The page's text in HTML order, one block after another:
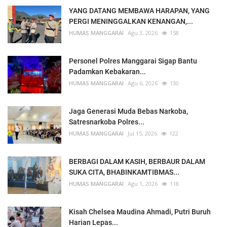
YANG DATANG MEMBAWA HARAPAN, YANG
PERGI MENINGGALKAN KENANGAN,...
HUMAS MANGGARAI Agu 3, 2026 158
Personel Polres Manggarai Sigap Bantu
Padamkan Kebakaran...
HUMAS MANGGARAI Agu 6, 2026 130
Jaga Generasi Muda Bebas Narkoba,
Satresnarkoba Polres...
HUMAS MANGGARAI Jul 15, 2026 122
BERBAGI DALAM KASIH, BERBAUR DALAM
SUKA CITA, BHABINKAMTIBMAS...
HUMAS MANGGARAI Agu 1, 2026 118
Kisah Chelsea Maudina Ahmadi, Putri Buruh
Harian Lepas...